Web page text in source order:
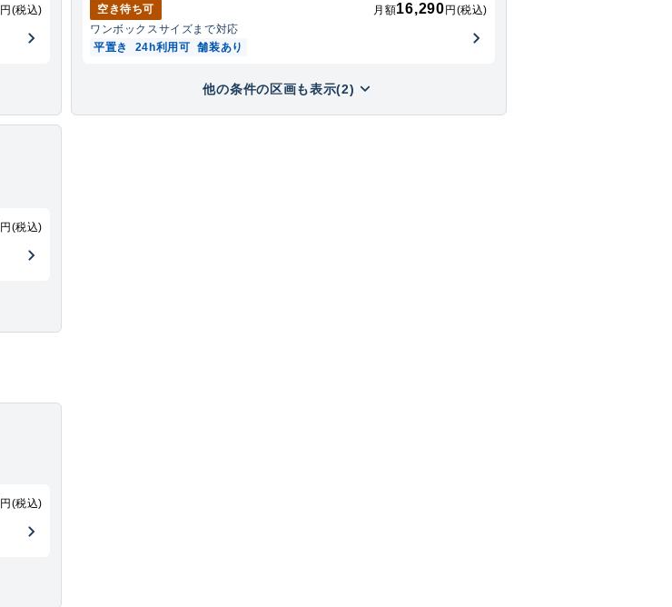
円(税込)
空き待ち可 月額16,290 円(税込)
ワンボックスサイズまで対応
平置き
24h利用可 舗装あり
他の条件の区画も表示(2)
円(税込)
円(税込)